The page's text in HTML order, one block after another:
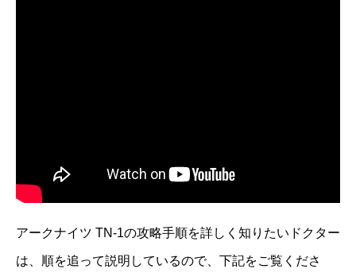
アークナイツ TN-1の攻略手順を詳しく知りたいドクター
は、順を追って説明しているので、下記をご覧くださ